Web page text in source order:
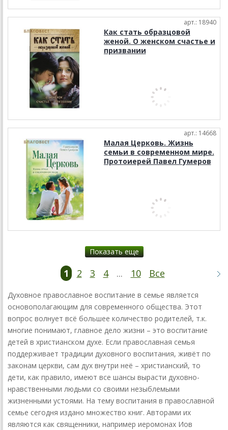
арт.: 18940
Как стать образцовой
женой. О женском счастье и
призвании
арт.: 14668
Малая Церковь. Жизнь
семьи в современном мире.
Протоиерей Павел Гумеров
Показать еще
1 2 3 4 ... 10 Все
Духовное православное воспитание в семье является
основополагающим для современного общества. Этот
вопрос волнует всё большее количество родителей, т.к.
многие понимают, главное дело жизни – это воспитание
детей в христианском духе. Если православная семья
поддерживает традиции духовного воспитания, живёт по
законам церкви, сам дух внутри неё – христианский, то
дети, как правило, имеют все шансы вырасти духовно-
нравственными людьми со своими незыблемыми
жизненными устоями. На тему воспитания в православной
семье сегодня издано множество книг. Авторами их
являются как священники, например иеромонах Иов